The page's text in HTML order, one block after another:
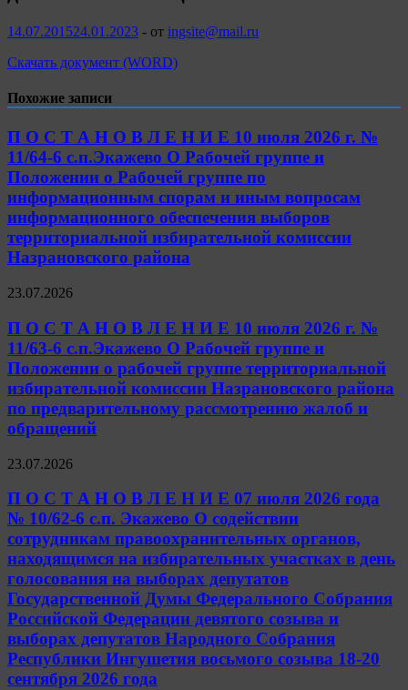
14.07.201524.01.2023 - от ingsite@mail.ru
Скачать документ (WORD)
Похожие записи
П О С Т А Н О В Л Е Н И Е 10 июля 2026 г. №
11/64-6 с.п.Экажево О Рабочей группе и
Положении о Рабочей группе по
информационным спорам и иным вопросам
информационного обеспечения выборов
территориальной избирательной комиссии
Назрановского района
23.07.2026
П О С Т А Н О В Л Е Н И Е 10 июля 2026 г. №
11/63-6 с.п.Экажево О Рабочей группе и
Положении о рабочей группе территориальной
избирательной комиссии Назрановского района
по предварительному рассмотрению жалоб и
обращений
23.07.2026
П О С Т А Н О В Л Е Н И Е 07 июля 2026 года
№ 10/62-6 с.п. Экажево О содействии
сотрудникам правоохранительных органов,
находящимся на избирательных участках в день
голосования на выборах депутатов
Государственной Думы Федерального Собрания
Российской Федерации девятого созыва и
выборах депутатов Народного Собрания
Республики Ингушетия восьмого созыва 18-20
сентября 2026 года